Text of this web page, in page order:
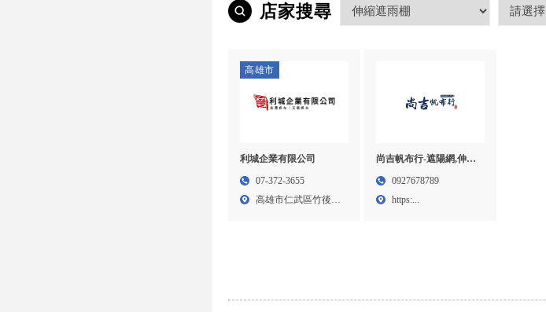
店家搜尋
高雄市
利城企業有限公司
07-372-3655
高雄市仁武區竹後里
尚吉帆布行-遮陽網,伸縮
遮雨棚,雲林遮陽網,雲林
0927678789
https:...